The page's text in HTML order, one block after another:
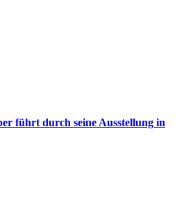
führt durch seine Ausstellung in